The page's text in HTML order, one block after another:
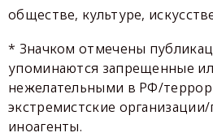
обществе, культуре,
* Значком отмечены
упоминаются запрещенные
нежелательными в РФ/
экстремистские
иноагенты.